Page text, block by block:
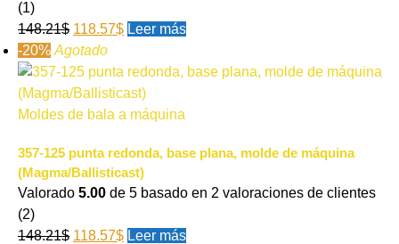
(1)
148.21$ 118.57$ Leer más
-20% Agotado
Moldes de bala a máquina
357-125 punta redonda, base plana, molde de máquina
(Magma/Ballisticast)
Valorado 5.00 de 5 basado en 2 valoraciones de clientes
(2)
148.21$ 118.57$ Leer más